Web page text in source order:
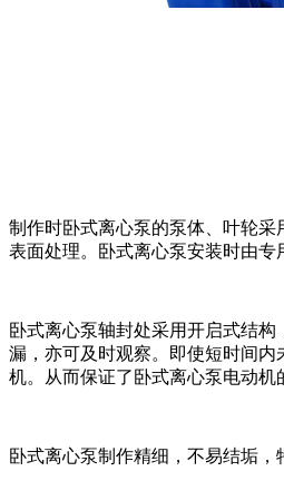
制作时卧式离心泵的泵体、叶轮
表面处理。卧式离心泵安装时由专
卧式离心泵轴封处采用开启式结
漏，亦可及时观察。即使短时间内
机。从而保证了卧式离心泵电动机
卧式离心泵制作精细，不易结垢，